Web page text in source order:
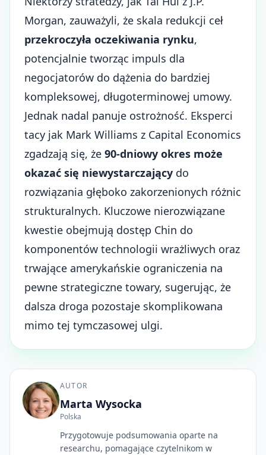
Morgan, zauważyli, że skala redukcji ceł
przekroczyła oczekiwania rynku,
potencjalnie tworząc impuls dla
negocjatorów do dążenia do bardziej
kompleksowej, długoterminowej umowy.
Jednak nadal panuje ostrożność. Eksperci
tacy jak Mark Williams z Capital Economics
zgadzają się, że 90-dniowy okres może
okazać się niewystarczający do
rozwiązania głęboko zakorzenionych różnic
strukturalnych. Kluczowe nierozwiązane
kwestie obejmują dostęp Chin do
komponentów technologii wrażliwych oraz
trwające amerykańskie ograniczenia na
pewne strategiczne towary, sugerując, że
dalsza droga pozostaje skomplikowana
mimo tej tymczasowej ulgi.
AUTOR
Marta Wysocka
Polska
Przygotowuje podsumowania oparte na
researchu, pomagające czytelnikom w